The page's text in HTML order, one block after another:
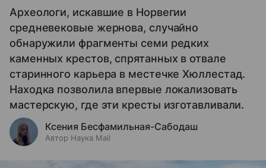
Археологи, искавшие в Норвегии
средневековые жернова, случайно
обнаружили фрагменты семи редких
каменных крестов, спрятанных в отвале
старинного карьера в местечке Хюллестад.
Находка позволила впервые локализовать
мастерскую, где эти кресты изготавливали.
Ксения Бесфамильная-Сабодаш
Автор Наука Mail